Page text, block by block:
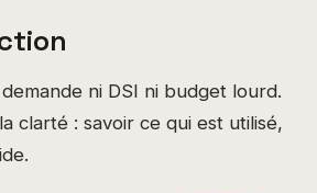
ni DSI ni budget lourd.
clarté : savoir ce qui est utilisé,